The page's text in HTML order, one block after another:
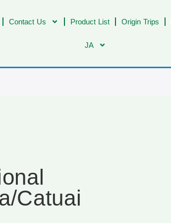
Contact Us Product List Origin Trips
JA
Catuai